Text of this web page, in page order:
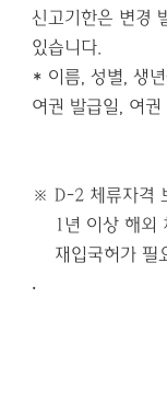
신고기한은 변경
있습니다.
* 이름,성별, 생
여권 발급일, 여권
※ D-2 체류자격
1년 이상 해외
재입국허가 필
.